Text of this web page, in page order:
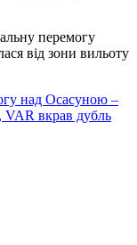
перемогу
від зони вильоту
над Осасуною –
VAR вкрав дубль